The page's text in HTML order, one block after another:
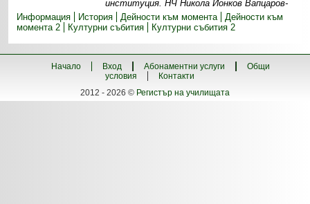
институция. НЧ Никола Йонков Вапцаров-
Информация
История Дейности към момента
Дейности към
момента 2
Културни събития Културни събития 2
Начало Вход Абонаментни услуги
Общи
условия
Контакти
2012 - 2026 © Регистър на училищата